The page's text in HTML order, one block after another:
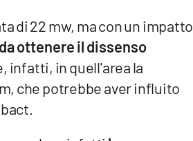
di 22 mw, ma con un impatto
ottenere il dissenso
infatti, in quell'area la
che potrebbe aver influito